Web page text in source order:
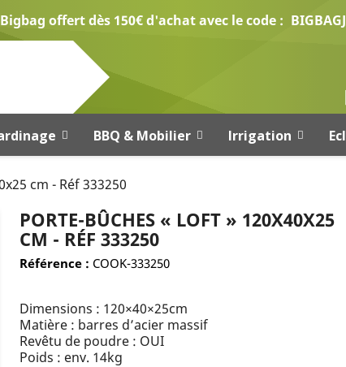
Bigbag offert dès 150€ d'achat avec le code :
BBQ & Mobilier Irrigation
cm - Réf 333250
PORTE-BÛCHES « LOFT » 120X40X25
CM - RÉF 333250
Référence : COOK-333250
Dimensions : 120×40×25cm
Matière : barres d’acier massif
Revêtu de poudre : OUI
Poids : env. 14kg